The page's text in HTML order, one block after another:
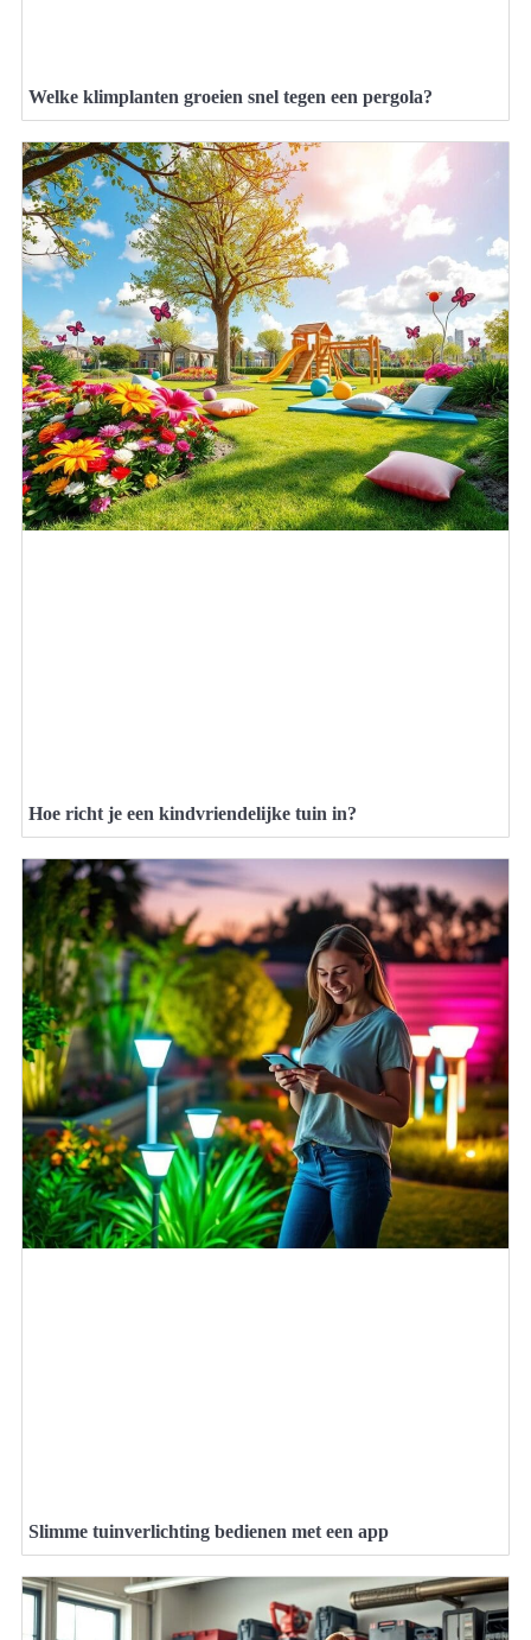
Welke klimplanten groeien snel tegen een pergola?
Hoe richt je een kindvriendelijke tuin in?
Slimme tuinverlichting bedienen met een app